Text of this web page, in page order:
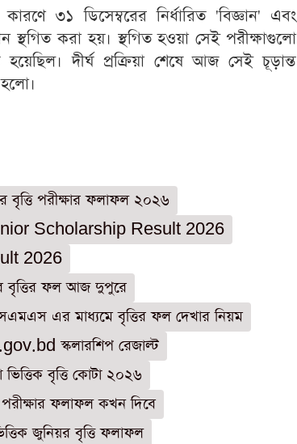
৩১ ডিসেম্বরের নির্ধারিত 'বিজ্ঞান' এবং
স্থগিত করা হয়। স্থগিত হওয়া সেই পরীক্ষাগুলো
দীর্ঘ প্রক্রিয়া শেষে আজ সেই চূড়ান্ত
বৃত্তি পরীক্ষার ফলাফল ২০২৬
Scholarship Result 2026
2026
বৃত্তির ফল আজ দুপুরে
এর মাধ্যমে বৃত্তির ফল দেখার নিয়ম
স্কলারশিপ রেজাল্ট
বৃত্তি কোটা ২০২৬
পরীক্ষার ফলাফল কখন দিবে
জুনিয়র বৃত্তি ফলাফল